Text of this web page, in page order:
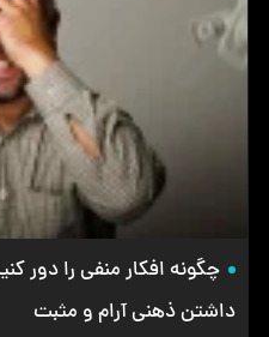
چگونه افکار منفی را دور
داشتن ذهنی آرام و مثبت